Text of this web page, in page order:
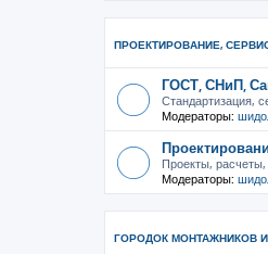
ПРОЕКТИРОВАНИЕ,
ГОСТ, СНиП,
Стандартизация,
Модераторы:
Проекты, расчеты,
Модераторы:
ГОРОДОК МОНТАЖНИКОВ